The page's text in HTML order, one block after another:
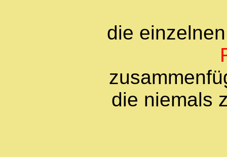
die
die niemals